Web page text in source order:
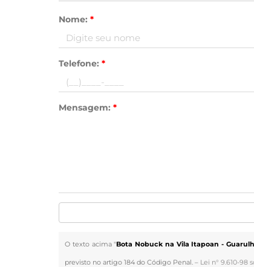
Nome:*
Telefone:*
Mensagem:*
O texto acima "Bota Nobuck na Vila Itapoan -
previsto no artigo 184 do Código Penal. – Lei n° 9.610-98